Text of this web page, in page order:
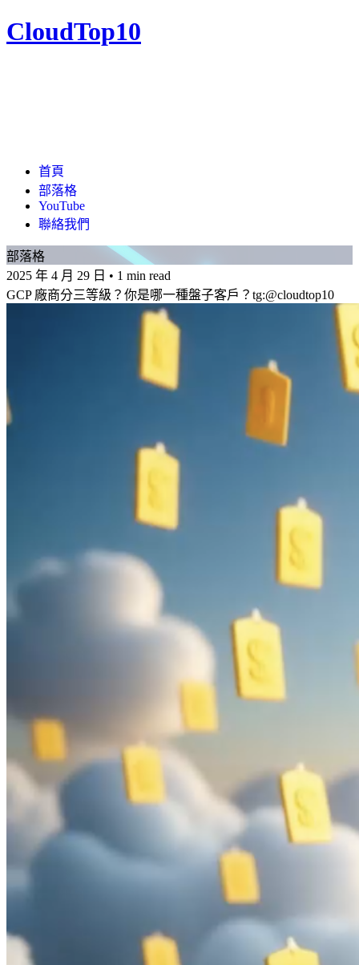
CloudTop10
首頁
部落格
YouTube
聯絡我們
部落格
2025 年 4 月 29 日 • 1 min read
GCP 廠商分三等級？你是哪一種盤子客戶？tg:@cloudtop10